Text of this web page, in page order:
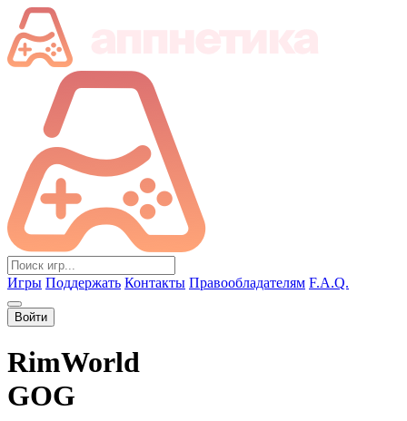
Игры Поддержать Контакты Правообладателям F.A.Q.
Войти
RimWorld
GOG